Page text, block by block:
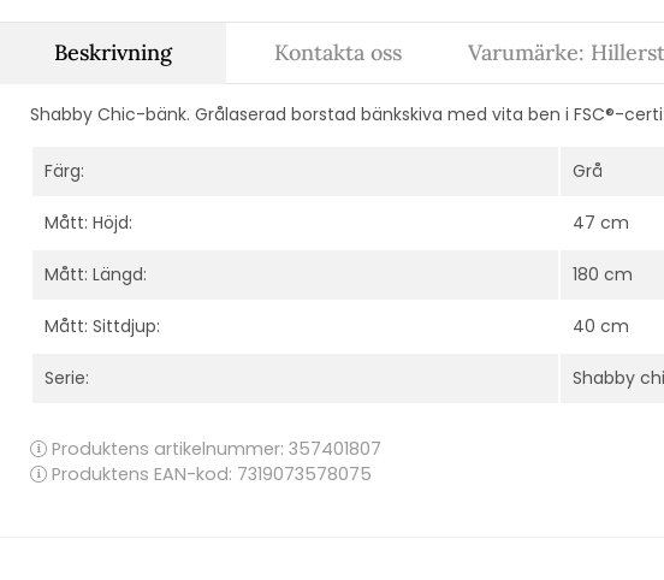
Beskrivning
Shabby Chic-bänk. Grålaserad borstad bänkskiva med vita ben i FSC®-
Färg: Grå
Mått: Höjd: 47 cm
Mått: Längd: 180 cm
Mått: Sittdjup: 40 cm
Serie: Shabby
Produktens artikelnummer: 357401807
Produktens EAN-kod: 7319073578075
Kontakta oss Varumärke: